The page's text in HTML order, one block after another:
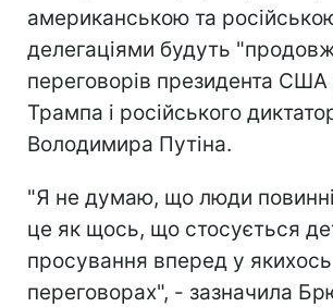
американською та
делегаціями будуть
переговорів президента
Трампа і російського
Володимира Путіна.
"Я не думаю, що люди
це як щось, що стосується
просування вперед у якихось
переговорах", - зазначила